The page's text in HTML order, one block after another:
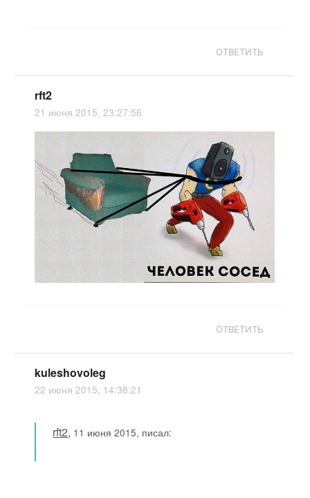
ОТВЕТИТЬ
rft2
21 июня 2015, 23:27:56
ОТВЕТИТЬ
kuleshovoleg
22 июня 2015, 14:38:21
rft2, 11 июня 2015, писал: